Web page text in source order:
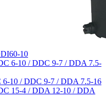
10
10 / DDC 9-7 / DDA 7.5-16